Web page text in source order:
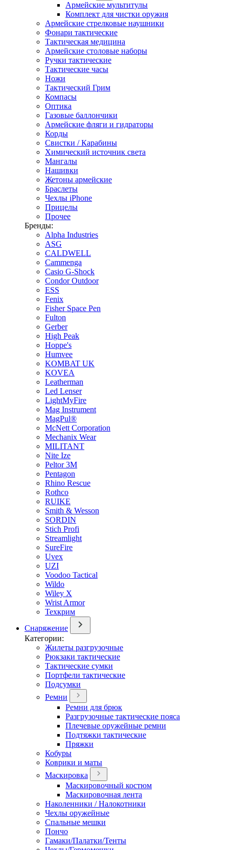
Армейские мультитулы
Комплект для чистки оружия
Армейские стрелковые наушники
Фонари тактические
Тактическая медицина
Армейские столовые наборы
Ручки тактические
Тактические часы
Ножи
Тактический Грим
Компасы
Оптика
Газовые баллончики
Армейские фляги и гидраторы
Корды
Свистки / Карабины
Химический источник света
Мангалы
Нашивки
Жетоны армейские
Браслеты
Чехлы iPhone
Прицелы
Прочее
Бренды:
Alpha Industries
ASG
CALDWELL
Cammenga
Casio G-Shock
Condor Outdoor
ESS
Fenix
Fisher Space Pen
Fulton
Gerber
High Peak
Hoppe's
Humvee
KOMBAT UK
KOVEA
Leatherman
Led Lenser
LightMyFire
Mag Instrument
MagPul®
McNett Corporation
Mechanix Wear
MILITANT
Nite Ize
Peltor 3M
Pentagon
Rhino Rescue
Rothco
RUIKE
Smith & Wesson
SORDIN
Stich Profi
Streamlight
SureFire
Uvex
UZI
Voodoo Tactical
Wildo
Wiley X
Wrist Armor
Техкрим
Снаряжение
Категории:
Жилеты разгрузочные
Рюкзаки тактические
Тактические сумки
Портфели тактические
Подсумки
Ремни
Ремни для брюк
Разгрузочные тактические пояса
Плечевые оружейные ремни
Подтяжки тактические
Пряжки
Кобуры
Коврики и маты
Маскировка
Маскировочный костюм
Маскировочная лента
Наколенники / Налокотники
Чехлы оружейные
Спальные мешки
Пончо
Гамаки/Палатки/Тенты